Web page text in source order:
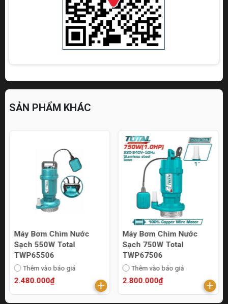
SẢN PHẨM KHÁC
Máy Bơm Chìm Nước
Sạch 550W Total
TWP65506
Thêm vào báo giá
2.480.000₫
Máy Bơm Chìm Nước
Sạch 750W Total
TWP67506
Thêm vào báo giá
2.800.000₫